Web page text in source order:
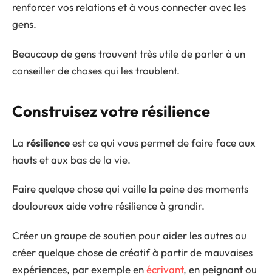
renforcer vos relations et à vous connecter avec les
gens.
Beaucoup de gens trouvent très utile de parler à un
conseiller de choses qui les troublent.
Construisez votre résilience
La résilienceest ce qui vous permet de faire face aux
hauts et aux bas de la vie.
Faire quelque chose qui vaille la peine des moments
douloureux aide votre résilience à grandir.
Créer un groupe de soutien pour aider les autres ou
créer quelque chose de créatif à partir de mauvaises
expériences, par exemple enécrivant, en peignant ou